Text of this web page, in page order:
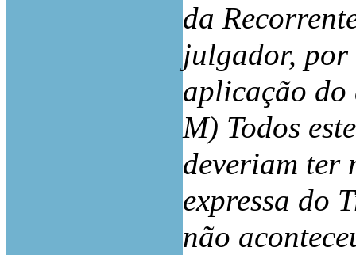
da
julgador, por
aplicação do
M) Todos
deveriam ter
expressa do
não